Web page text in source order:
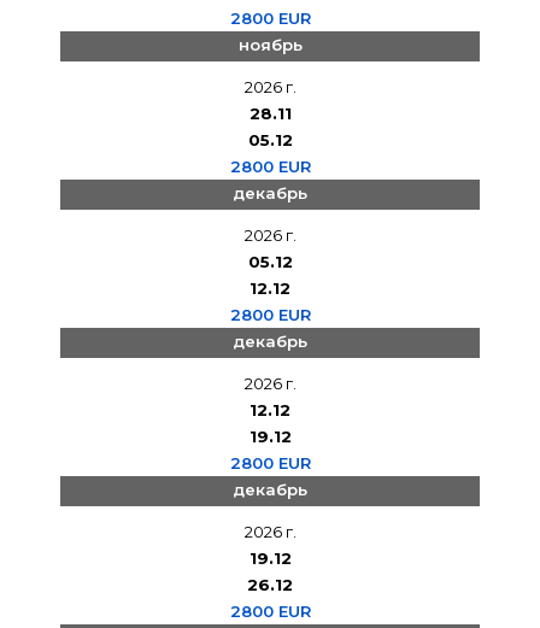
2800 EUR
ноябрь
2026 г.
28.11
05.12
2800 EUR
декабрь
2026 г.
05.12
12.12
2800 EUR
декабрь
2026 г.
12.12
19.12
2800 EUR
декабрь
2026 г.
19.12
26.12
2800 EUR